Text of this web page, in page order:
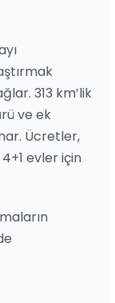
313 km’lik
ve ek
Ücretler,
4+1 evler için